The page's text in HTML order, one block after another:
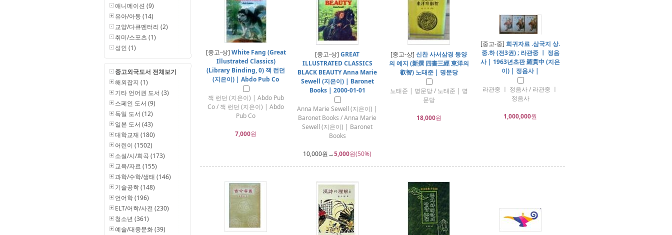
애니메이션 (9)
유아/아동 (14)
교양/다큐멘터리 (2)
취미/스포츠 (1)
성인 (1)
중고외국도서 전체보기
해외잡지 (1)
기타 언어권 도서 (3)
스페인 도서 (9)
독일 도서 (12)
일본 도서 (43)
대학교재 (180)
어린이 (1502)
소설/시/희곡 (173)
교육/자료 (155)
과학/수학/생태 (146)
기술공학 (148)
언어학 (196)
ELT/어학/사전 (230)
청소년 (361)
예술/대중문화 (39)
[중고-상] White Fang (Great
Illustrated Classics)
(Library Binding, 0) 잭 런던
(지은이) | Abdo Pub Co
잭 런던 (지은이) | Abdo Pub
Co / 잭 런던 (지은이) | Abdo
Pub Co
7,000원
[중고-상] GREAT
ILLUSTRATED CLASSICS
BLACK BEAUTY Anna Marie
Sewell (지은이) | Baronet
Books | 2000-01-01
Anna Marie Sewell (지은이) |
Baronet Books / Anna Marie
Sewell (지은이) | Baronet
Books
10,000원→5,000원(50%)
[중고-상] 신찬 사서삼경 동양
의 예지 (新撰 四書三經 東洋의
叡智) 노태준 | 명문당
노태준 | 명문당 / 노태준 | 명
문당
18,000원
[중고-중] 희귀자료 .삼국지 상.
중.하 (전3권) ; 라관중 ㅣ 정음
사 | 1963년초판 羅貫中 (지은
이) | 정음사 |
라관중 ㅣ 정음사 / 라관중 ㅣ
정음사
1,000,000원